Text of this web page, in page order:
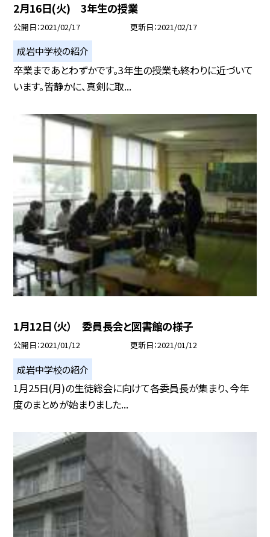
2月16日(火) 3年生の授業
公開日 2021/02/17 更新日 2021/02/17
成岩中学校の紹介
卒業まであとわずかです。3年生の授業も終わりに近づいて
います。皆静かに、真剣に取...
1月12日（火） 委員長会と図書館の様子
公開日 2021/01/12 更新日 2021/01/12
成岩中学校の紹介
1月25日(月)の生徒総会に向けて各委員長が集まり、今年
度のまとめが始まりました...